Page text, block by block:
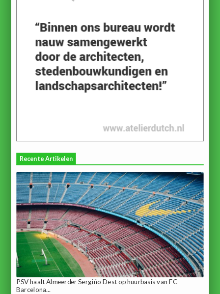
Recente Artikelen
PSV haalt Almeerder Sergiño Dest op huurbasis van FC
Barcelona...